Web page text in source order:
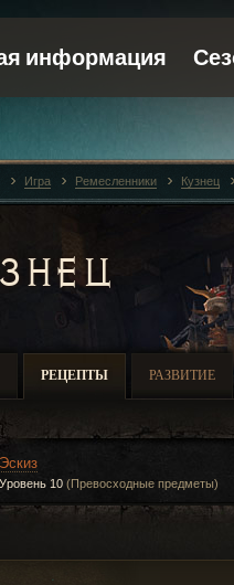
РЕЦЕПТЫ РАЗВИТИЕ
Эскиз
Уровень 10 (Превосходные предметы)
Игра Ремесленники Кузнец